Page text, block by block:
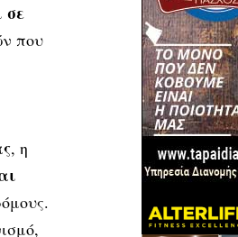
σε
που
, η